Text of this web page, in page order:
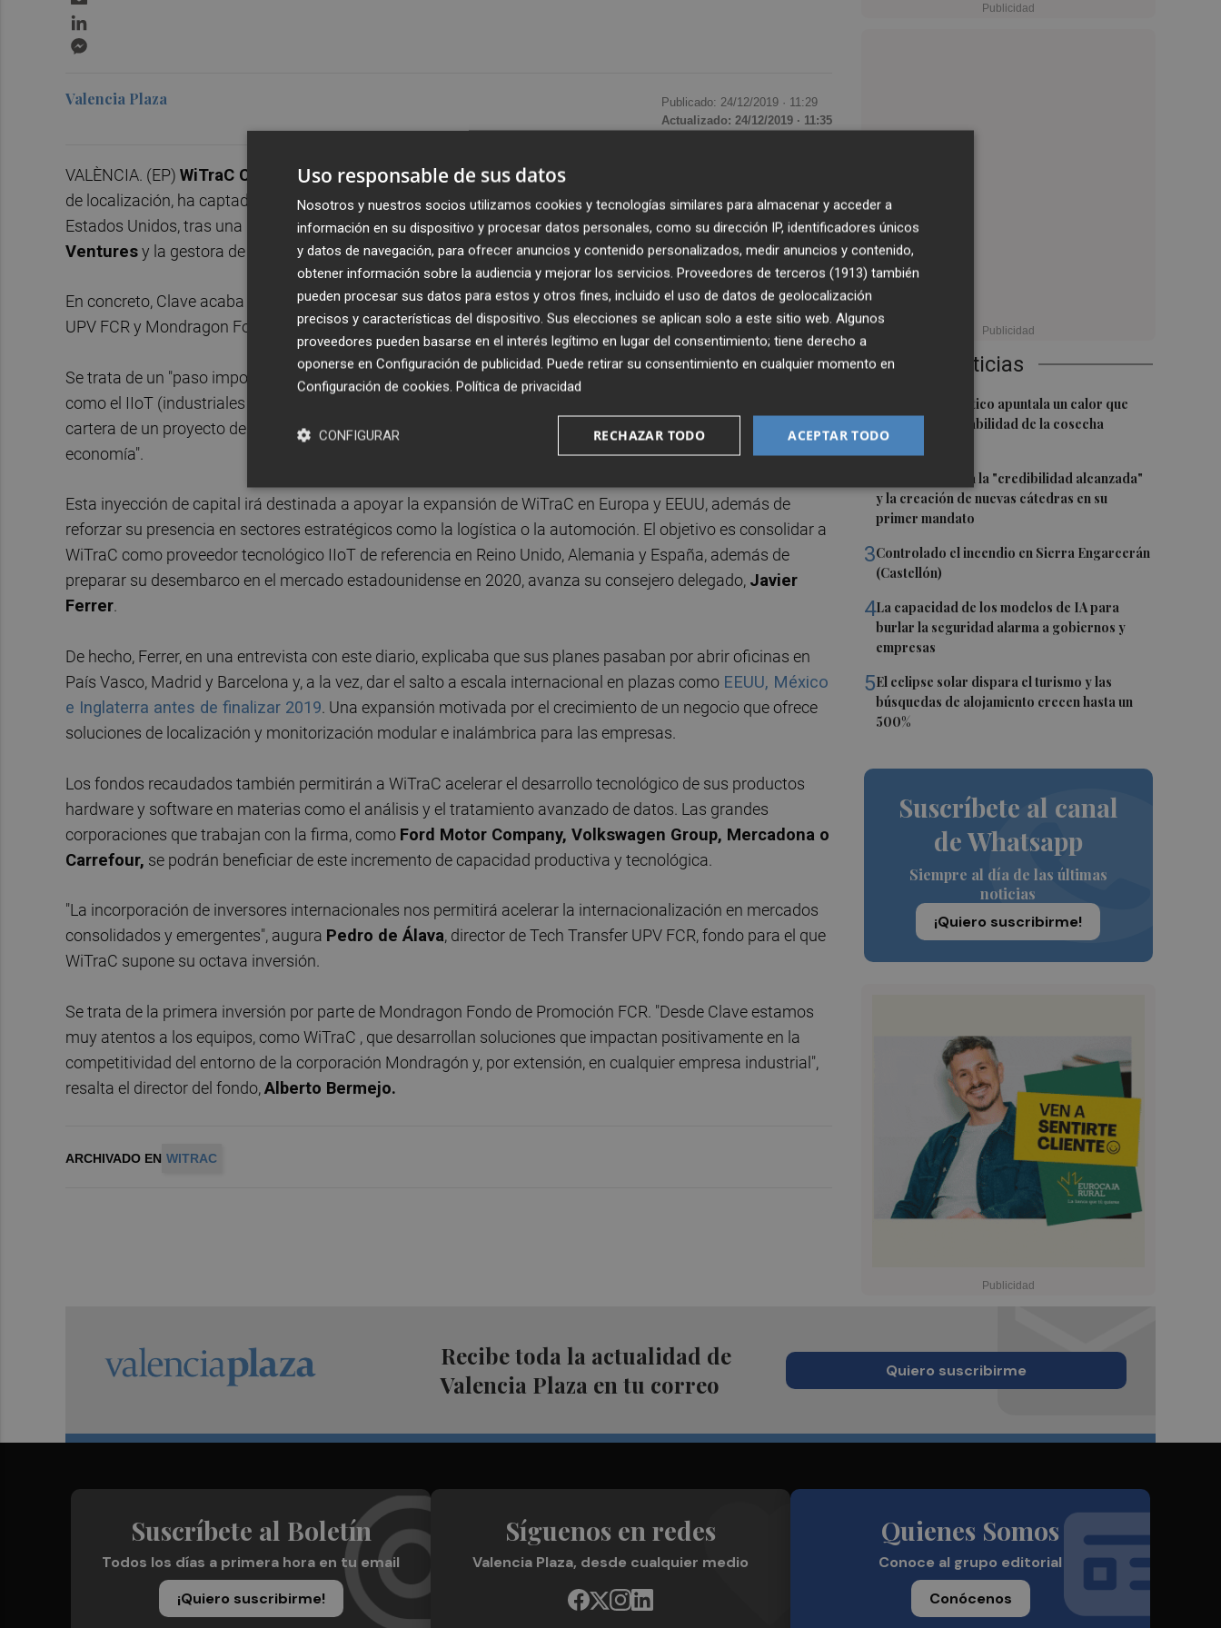
Últimas Noticias
El cambio climático apuntala un calor que
revela la vulnerabilidad de la cosecha
europea
El CACV destaca la "credibilidad alcanzada"
y la creación de nuevas cátedras en su
primer mandato
3Controlado el incendio en Sierra Engarcerán
(Castellón)
4La capacidad de los modelos de IA para
burlar la seguridad alarma a gobiernos y
empresas
5El eclipse solar dispara el turismo y las
búsquedas de alojamiento crecen hasta un
500%
Suscríbete al canal
de Whatsapp
Siempre al día de las últimas
noticias
¡Quiero suscribirme!
Valencia Plaza Publicado: 24/12/2019 · 11:29
Actualizado: 24/12/2019 · 11:35
VALÈNCIA. (EP) WiTraC Comunicaciones Inteligentes S.L,startupvalenciana especialista en soluciones
de localización, ha captado tres millones de euros para impulsar su expansión internacional en Europa y
Estados Unidos, tras una ronda de inversión en la que han participadoGoldacre Ventures, Mundi
Venturesy la gestora de capital de riesgoClave.
En concreto, Clave acaba de realizar una nueva inversión en WiTraC a través de sus fondos Tech Transfer
UPV FCR y Mondragon Fondo de Promoción FCR.
Se trata de un "paso importante" para la gestora, al apostar por un mercado innovador y "en pleno auge"
como el IIoT (industriales de internet de las cosas) y la inteligencia artificial, mediante la incorporación a su
cartera de un proyecto de "alta innovación industrial que impulsa sectores importantes para nuestra
economía".
Esta inyección de capital irá destinada a apoyar la expansión de WiTraC en Europa y EEUU, además de
reforzar su presencia en sectores estratégicos como la logística o la automoción. El objetivo es consolidar a
WiTraC como proveedor tecnológico IIoT de referencia en Reino Unido, Alemania y España, además de
preparar su desembarco en el mercado estadounidense en 2020, avanza su consejero delegado, Javier
Ferrer.
De hecho, Ferrer, en una entrevista con este diario, explicaba que sus planes pasaban por abrir oficinas en
País Vasco, Madrid y Barcelona y, a la vez, dar el salto a escala internacional en plazas como EEUU, México
e Inglaterra antes de finalizar 2019. Una expansión motivada por el crecimiento de un negocio que ofrece
soluciones de localización y monitorización modular e inalámbrica para las empresas.
Los fondos recaudados también permitirán a WiTraC acelerar el desarrollo tecnológico de sus productos
hardware y software en materias como el análisis y el tratamiento avanzado de datos. Las grandes
corporaciones que trabajan con la firma, como Ford Motor Company, Volkswagen Group, Mercadona o
Carrefour, se podrán beneficiar de este incremento de capacidad productiva y tecnológica.
"La incorporación de inversores internacionales nos permitirá acelerar la internacionalización en mercados
consolidados y emergentes", augura Pedro de Álava, director de Tech Transfer UPV FCR, fondo para el que
WiTraC supone su octava inversión.
Se trata de la primera inversión por parte de Mondragon Fondo de Promoción FCR. "Desde Clave estamos
muy atentos a los equipos, como WiTraC , que desarrollan soluciones que impactan positivamente en la
competitividad del entorno de la corporación Mondragón y, por extensión, en cualquier empresa industrial",
resalta el director del fondo,Alberto Bermejo.
ARCHIVADO EN WITRAC
Recibe toda la actualidad de
Valencia Plaza en tu correo
Quiero suscribirme
Suscríbete al Boletín
Todos los días a primera hora en tu email
¡Quiero suscribirme!
Síguenos en redes
Valencia Plaza, desde cualquier medio
Quienes Somos
Conoce al grupo editorial
Conócenos
Uso responsable de sus datos
Nosotros y nuestros socios utilizamos cookies y tecnologías similares para almacenar y acceder a
información en su dispositivo y procesar datos personales, como su dirección IP, identificadores únicos
y datos de navegación, para ofrecer anuncios y contenido personalizados, medir anuncios y contenido,
obtener información sobre la audiencia y mejorar los servicios. Proveedores de terceros (1913) también
pueden procesar sus datos para estos y otros fines, incluido el uso de datos de geolocalización
precisos y características del dispositivo. Sus elecciones se aplican solo a este sitio web. Algunos
proveedores pueden basarse en el interés legítimo en lugar del consentimiento; tiene derecho a
oponerse en Configuración de publicidad. Puede retirar su consentimiento en cualquier momento en
Configuración de cookies. Política de privacidad
ACEPTAR TODO
RECHAZAR TODO
CONFIGURAR